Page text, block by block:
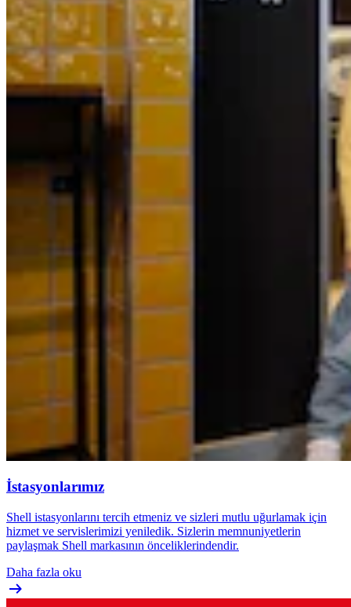
İstasyonlarımız
Shell istasyonlarını tercih etmeniz ve sizleri mutlu uğurlamak için
hizmet ve servislerimizi yeniledik. Sizlerin memnuniyetlerin
paylaşmak Shell markasının önceliklerindendir.
Daha fazla oku